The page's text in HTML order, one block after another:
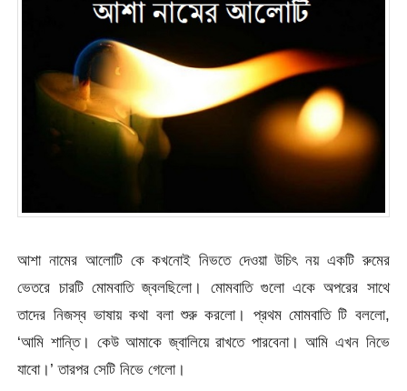
আশা নামের আলোটি কে কখনোই নিভতে দেওয়া উচিৎ নয় একটি রুমের
ভেতরে চারটি মোমবাতি জ্বলছিলো। মোমবাতি গুলো একে অপরের সাথে
তাদের নিজস্ব ভাষায় কথা বলা শুরু করলো। প্রথম মোমবাতি টি বললো,
‘আমি শান্তি। কেউ আমাকে জ্বালিয়ে রাখতে পারবেনা। আমি এখন নিভে
যাবো।’ তারপর সেটি নিভে গেলো।